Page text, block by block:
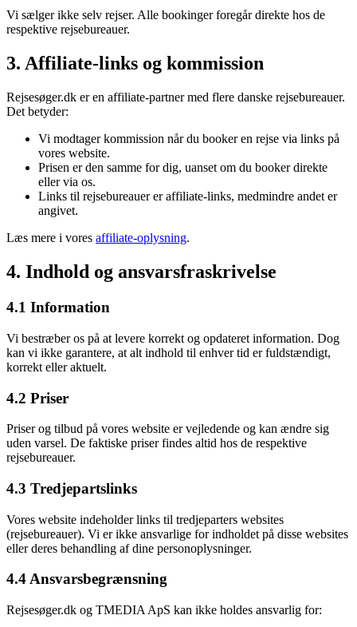
Vi sælger ikke selv rejser. Alle bookinger foregår direkte hos de
respektive rejsebureauer.
3. Affiliate-links og kommission
Rejsesøger.dk er en affiliate-partner med flere danske rejsebureauer.
Det betyder:
Vi modtager kommission når du booker en rejse via links på
vores website.
Prisen er den samme for dig, uanset om du booker direkte
eller via os.
Links til rejsebureauer er affiliate-links, medmindre andet er
angivet.
Læs mere i vores affiliate-oplysning.
4. Indhold og ansvarsfraskrivelse
4.1 Information
Vi bestræber os på at levere korrekt og opdateret information. Dog
kan vi ikke garantere, at alt indhold til enhver tid er fuldstændigt,
korrekt eller aktuelt.
4.2 Priser
Priser og tilbud på vores website er vejledende og kan ændre sig
uden varsel. De faktiske priser findes altid hos de respektive
rejsebureauer.
4.3 Tredjepartslinks
Vores website indeholder links til tredjeparters websites
(rejsebureauer). Vi er ikke ansvarlige for indholdet på disse websites
eller deres behandling af dine personoplysninger.
4.4 Ansvarsbegrænsning
Rejsesøger.dk og TMEDIA ApS kan ikke holdes ansvarlig for: